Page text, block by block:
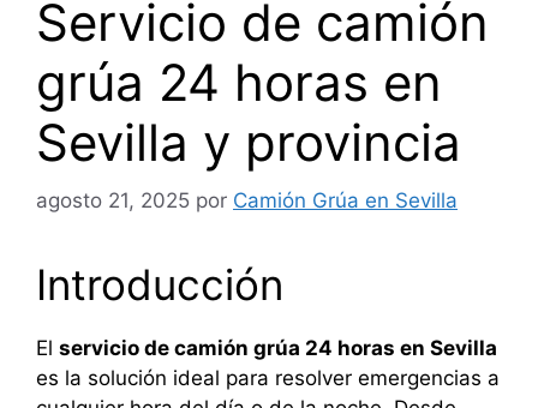
Servicio de camión
grúa 24 horas en
Sevilla y provincia
agosto 21, 2025 por Camión Grúa en Sevilla
Introducción
El servicio de camión grúa 24 horas en Sevilla
es la solución ideal para resolver emergencias a